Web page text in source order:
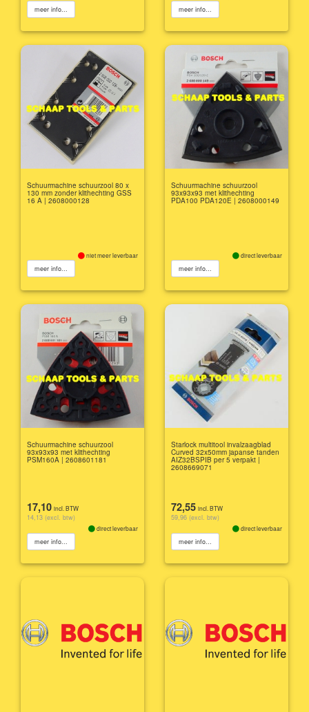
meer info... meer info...
Schuurmachine schuurzool 80 x
130 mm zonder klithechting GSS
16 A | 2608000128
niet meer leverbaar
meer info...
Schuurmachine schuurzool
93x93x93 met klithechting
PDA100 PDA120E | 2608000149
direct leverbaar
meer info...
Schuurmachine schuurzool
93x93x93 met klithechting
PSM160A | 2608601181
17,10 incl. BTW
14,13 (excl. btw)
direct leverbaar
meer info...
Starlock multitool invalzaagblad
Curved 32x50mm japanse tanden
AIZ32BSPIB per 5 verpakt |
2608669071
72,55 incl. BTW
59,96 (excl. btw)
direct leverbaar
meer info...